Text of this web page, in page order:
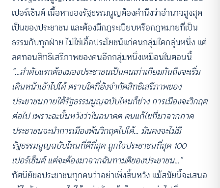
เปอร์เซ็นต์ เนื้อหาของรัฐธรรมนูญต้องคำนึงว่าอำนาจสูงสุด
เป็นของประชาชน และต้องมีกฎระเบียบหรือกฎหมายที่เป็น
ธรรมกับทุกฝ่าย ไม่ใช่เอื้อประโยชน์แก่คนกลุ่มใดกลุ่มหนึ่ง แต่
ลดทอนสิทธิเสรีภาพของคนอีกกลุ่มหนึ่งเหมือนในตอนนี้
“…ลำดับแรกต้องมองประชาชนเป็นคนเท่าเทียมกันถึงจะเริ่ม
เดินหน้าเข้าไปได้ ตราบใดที่ยังจำกัดสิทธิเสรีภาพของ
ประชาชนภายใต้รัฐธรรมนูญฉบับไหนก็ช่าง การเมืองจะวิกฤต
ต่อไป เพราะฉะนั้นหวังว่าในอนาคต คนแก้ไขที่มาจากภาค
ประชาชนจะนำการเมืองพ้นวิกฤตไปได้… มันคงจะไม่มี
รัฐธรรมนูญฉบับไหนที่ดีที่สุด ถูกใจประชาชนที่สุด 100
เปอร์เซ็นต์ แต่จะต้องมาจากฉันทามติของประชาชน…”
ทัศนีย์ขอประชาชนทุกคนว่าอย่าเพิ่งสิ้นหวัง แม้สมัยนี้จะเสนอ